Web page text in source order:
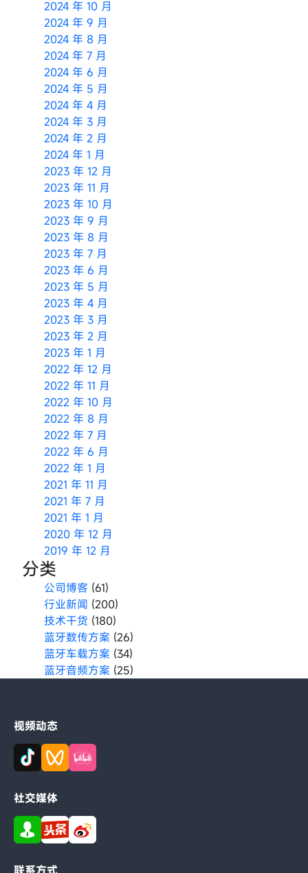
2024 年 10 月
2024 年 9 月
2024 年 8 月
2024 年 7 月
2024 年 6 月
2024 年 5 月
2024 年 4 月
2024 年 3 月
2024 年 2 月
2024 年 1 月
2023 年 12 月
2023 年 11 月
2023 年 10 月
2023 年 9 月
2023 年 8 月
2023 年 7 月
2023 年 6 月
2023 年 5 月
2023 年 4 月
2023 年 3 月
2023 年 2 月
2023 年 1 月
2022 年 12 月
2022 年 11 月
2022 年 10 月
2022 年 8 月
2022 年 7 月
2022 年 6 月
2022 年 1 月
2021 年 11 月
2021 年 7 月
2021 年 1 月
2020 年 12 月
2019 年 12 月
分类
公司博客 (61)
行业新闻 (200)
技术干货 (180)
蓝牙数传方案 (26)
蓝牙车载方案 (34)
蓝牙音频方案 (25)
视频动态
社交媒体
联系方式